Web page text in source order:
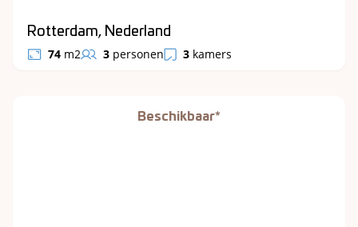
Rotterdam, Nederland
74 m2 3 personen 3 kamers
Beschikbaar*